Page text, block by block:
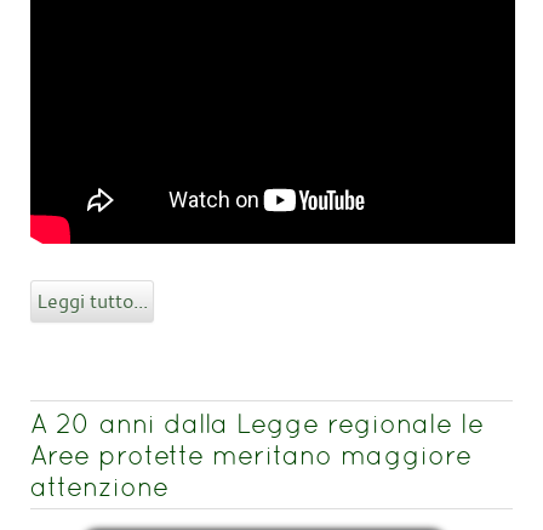
Leggi tutto...
A 20 anni dalla Legge regionale le
Aree protette meritano maggiore
attenzione